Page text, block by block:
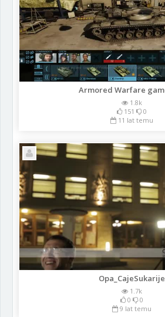
Armored Warfare
1.8k
151
0
11 lat temu
Opa_CajeSukarije
1.7k
0
0
9 lat temu